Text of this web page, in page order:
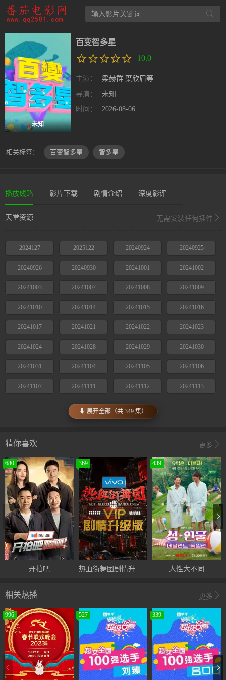
未知
百变智多星
10.0
主演： 梁赫群 葉欣眉等
导演：
未知
时间：
2026-08-06
相关标签： 百变智多星 智多星
播放线路 影片下载 剧情介绍 深度影评
天堂资源 无需安装任何插件
2024127 2025122 20240924 20240925
20240926 20240930 20241001 20241002
20241003 20241007 20241008 20241009
20241010 20241014 20241015 20241016
20241017 20241021 20241022 20241023
20241024 20241028 20241029 20241030
20241031 20241104 20241105 20241106
20241107 20241111 20241112 20241113
⬇ 展开全部（共 349 集）
更多
猜你喜欢
680
开拍吧
369
热血街舞团剧情升级版
439
人性大不同
更多
相关热播
996 527 339